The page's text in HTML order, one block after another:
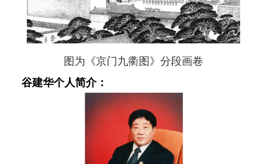
图为《京门九衢图》分段画卷
谷建华个人简介：